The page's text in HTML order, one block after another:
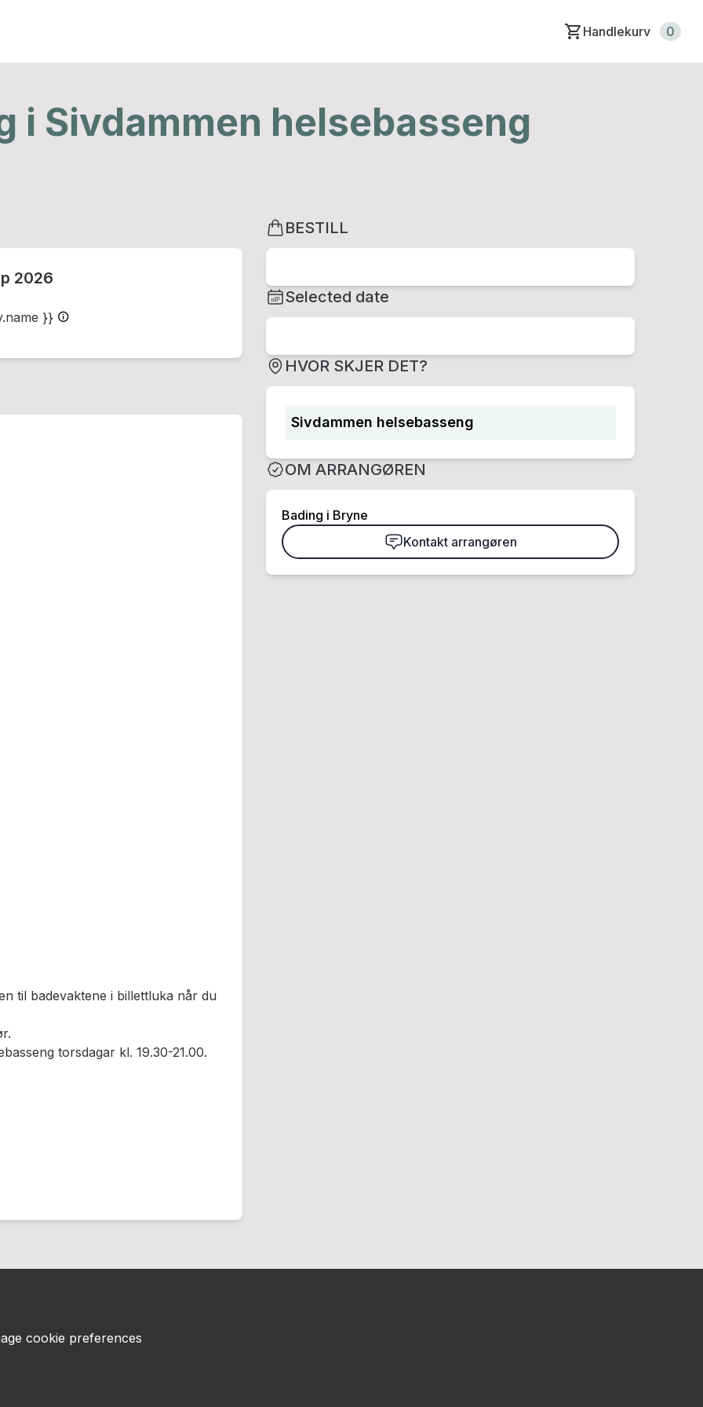
Handlekurv 0
i Sivdammen helsebasseng
2026
}}
til badevaktene i billettluka når du
torsdagar kl. 19.30-21.00.
BESTILL
Selected date
HVOR SKJER DET?
Sivdammen helsebasseng
OM ARRANGØREN
Bading i Bryne
Kontakt arrangøren
cookie preferences